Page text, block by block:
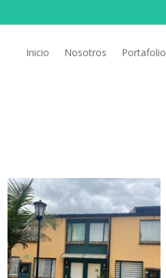
Inicio Nosotros Portafolio